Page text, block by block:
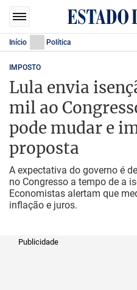
Início Política
IMPOSTO
Lula envia
mil ao
pode mudar e
proposta
A expectativa do governo é
no Congresso a tempo de a
Economistas alertam que
inflação e juros.
Publicidade